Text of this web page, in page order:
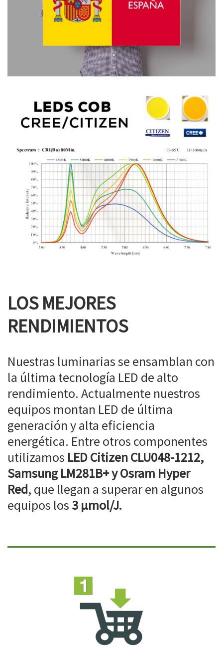
LOS MEJORES
RENDIMIENTOS
Nuestras luminarias se ensamblan con
la última tecnología LED de alto
rendimiento. Actualmente nuestros
equipos montan LED de última
generación y alta eficiencia
energética. Entre otros componentes
utilizamos LED Citizen CLU048-1212,
Samsung LM281B+ y Osram Hyper
Red, que llegan a superar en algunos
equipos los 3 µmol/J.